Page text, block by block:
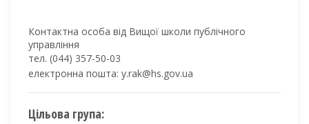
Контактна особа від Вищої школи публічного
управління
тел. (044) 357-50-03
електронна пошта: y.rak@hs.gov.ua
Цільова група: